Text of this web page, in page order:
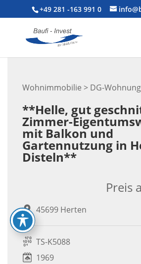
+49 281 -163 991 0
Wohnimmobilie > DG-Wohnung
**Helle, gut
Zimmer-
mit Balkon und
Gartennutzung in
Disteln**
45699 Herten
Preis
TS-K5088
1969